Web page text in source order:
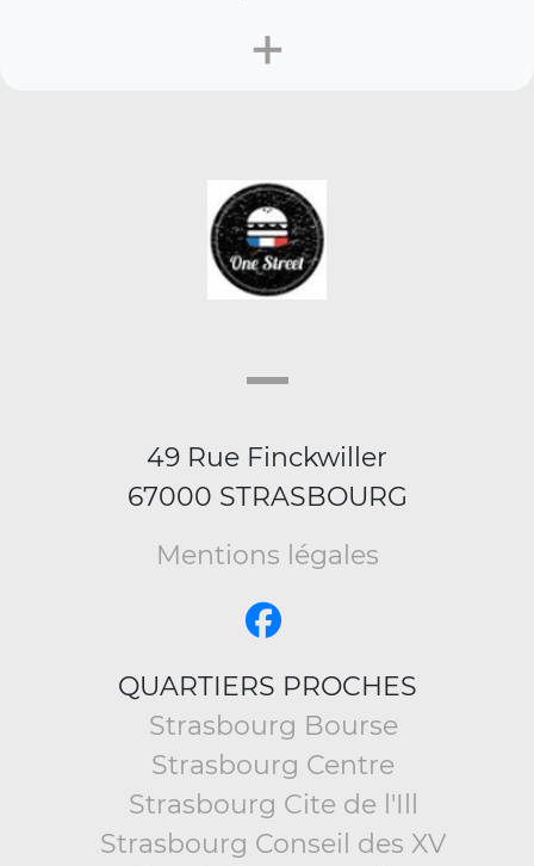
+
49 Rue Finckwiller
67000 STRASBOURG
Mentions légales
QUARTIERS PROCHES
Strasbourg Bourse
Strasbourg Centre
Strasbourg Cite de l'Ill
Strasbourg Conseil des XV